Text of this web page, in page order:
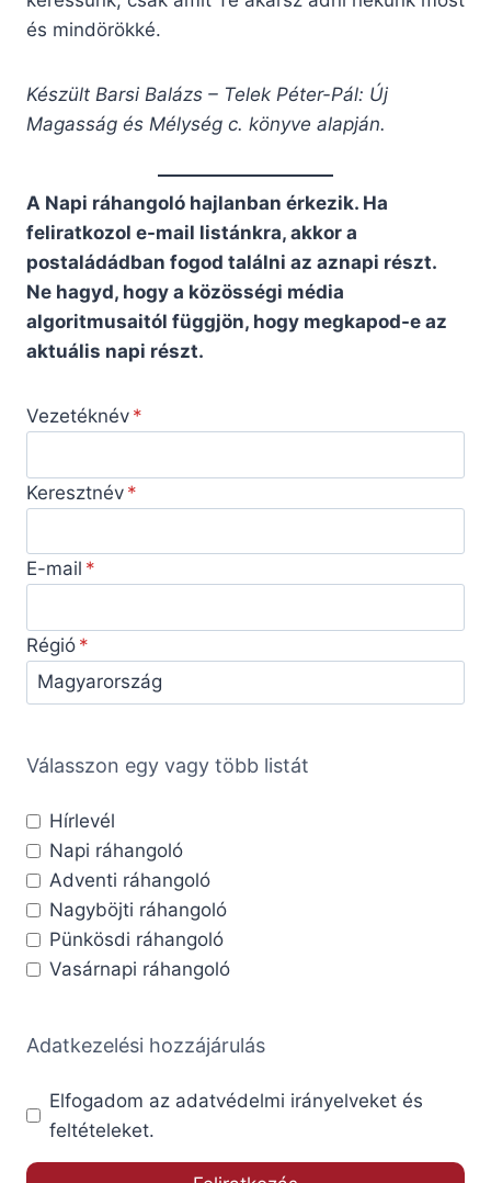
és mindörökké.
Készült Barsi Balázs – Telek Péter-Pál: Új
Magasság és Mélység c. könyve alapján.
A Napi ráhangoló hajlanban érkezik. Ha
feliratkozol e-mail listánkra, akkor a
postaládádban fogod találni az aznapi részt.
Ne hagyd, hogy a közösségi média
algoritmusaitól függjön, hogy megkapod-e az
aktuális napi részt.
Vezetéknév
Keresztnév
E-mail
Régió
Válasszon egy vagy több listát
Hírlevél
Napi ráhangoló
Adventi ráhangoló
Nagyböjti ráhangoló
Pünkösdi ráhangoló
Vasárnapi ráhangoló
Adatkezelési hozzájárulás
Elfogadom az adatvédelmi irányelveket és
feltételeket.